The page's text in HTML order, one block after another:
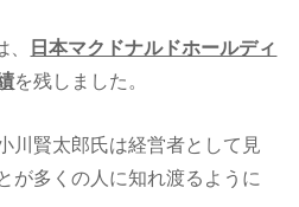
日本マクドナルドホールディ
を残しました。
川賢太郎氏は経営者として見
が多くの人に知れ渡るように